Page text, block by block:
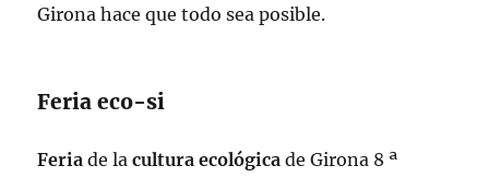
Girona hace que todo sea posible.
Feria eco-si
Feria de lacultura ecológica de Girona 8 ª